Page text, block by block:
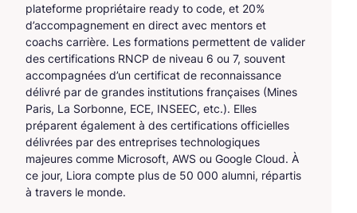
plateforme propriétaire ready to code, et 20%
d’accompagnement en direct avec mentors et
coachs carrière. Les formations permettent de valider
des certifications RNCP de niveau 6 ou 7, souvent
accompagnées d’un certificat de reconnaissance
délivré par de grandes institutions françaises (Mines
Paris, La Sorbonne, ECE, INSEEC, etc.). Elles
préparent également à des certifications officielles
délivrées par des entreprises technologiques
majeures comme Microsoft, AWS ou Google Cloud. À
ce jour, Liora compte plus de 50 000 alumni, répartis
à travers le monde.